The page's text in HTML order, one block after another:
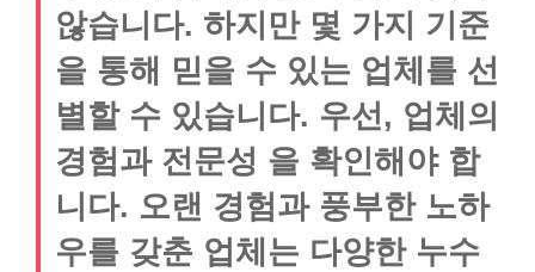
않습니다. 하지만 몇 가지 기준
을 통해 믿을 수 있는 업체를 선
별할 수 있습니다. 우선, 업체의
경험과 전문성 을 확인해야 합
니다. 오랜 경험과 풍부한 노하
우를 갖춘 업체는 다양한 누수